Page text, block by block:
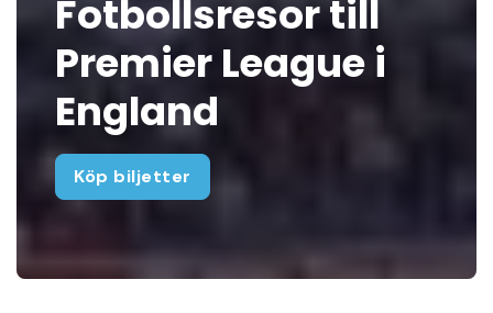
Fotbollsresor till
Premier League i
England
Köp biljetter